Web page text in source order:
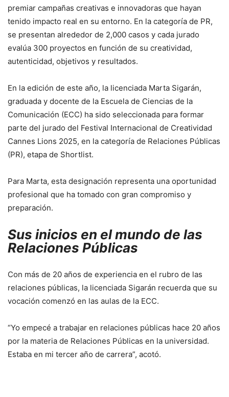
premiar campañas creativas e innovadoras que hayan
tenido impacto real en su entorno. En la categoría de PR,
se presentan alrededor de 2,000 casos y cada jurado
evalúa 300 proyectos en función de su creatividad,
autenticidad, objetivos y resultados.
En la edición de este año, la licenciada Marta Sigarán,
graduada y docente de la Escuela de Ciencias de la
Comunicación (ECC) ha sido seleccionada para formar
parte del jurado del Festival Internacional de Creatividad
Cannes Lions 2025, en la categoría de Relaciones Públicas
(PR), etapa de Shortlist.
Para Marta, esta designación representa una oportunidad
profesional que ha tomado con gran compromiso y
preparación.
Sus inicios en el mundo de las
Relaciones Públicas
Con más de 20 años de experiencia en el rubro de las
relaciones públicas, la licenciada Sigarán recuerda que su
vocación comenzó en las aulas de la ECC.
“Yo empecé a trabajar en relaciones públicas hace 20 años
por la materia de Relaciones Públicas en la universidad.
Estaba en mi tercer año de carrera”, acotó.